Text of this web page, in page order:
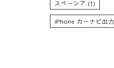
スペーシア (1)
iPhone カーナビ出力